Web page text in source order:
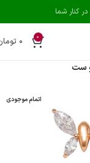
0 ۰
ست
اتمام موجودی